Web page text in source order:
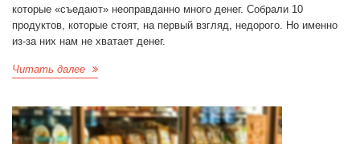
которые «съедают» неоправданно много денег. Собрали 10
продуктов, которые стоят, на первый взгляд, недорого. Но именно
из-за них нам не хватает денег.
Читать далее